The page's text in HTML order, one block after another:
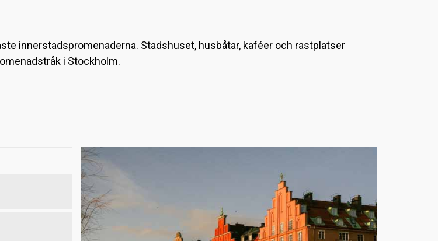
innerstadspromenaderna. Stadshuset, husbåtar, kaféer och rastplatser
i Stockholm.